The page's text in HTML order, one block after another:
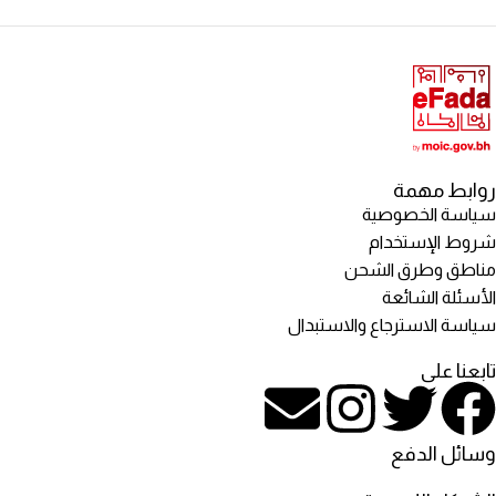
روابط مهمة
سياسة الخصوصية
شروط الإستخدام
مناطق وطرق الشحن
الأسئلة الشائعة
سياسة الاسترجاع والاستبدال
تابعنا على
وسائل الدفع